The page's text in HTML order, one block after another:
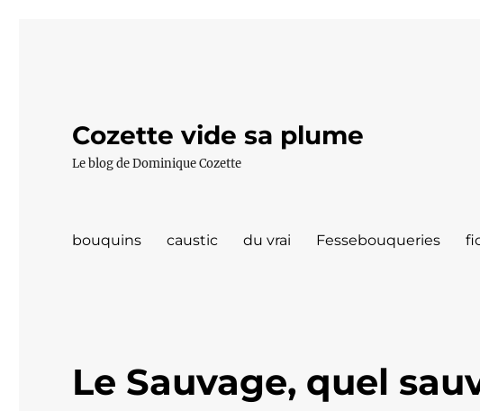
Cozette vide sa plume
Le blog de Dominique Cozette
bouquins caustic du vrai Fessebouqueries
Le Sauvage, quel